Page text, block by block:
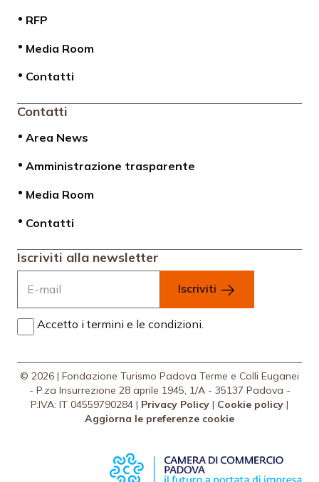
RFP
Media Room
Contatti
Contatti
Area News
Amministrazione trasparente
Media Room
Contatti
Iscriviti alla newsletter
Iscriviti
Accetto i termini e le condizioni.
© 2026 | Fondazione Turismo Padova Terme e Colli Euganei
- P.za Insurrezione 28 aprile 1945, 1/A - 35137 Padova -
P.IVA: IT 04559790284 | Privacy Policy | Cookie policy |
Aggiorna le preferenze cookie